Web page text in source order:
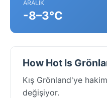
ARALIK
-8–3°C
How Hot Is
Kış Grönland'ye
değişiyor.